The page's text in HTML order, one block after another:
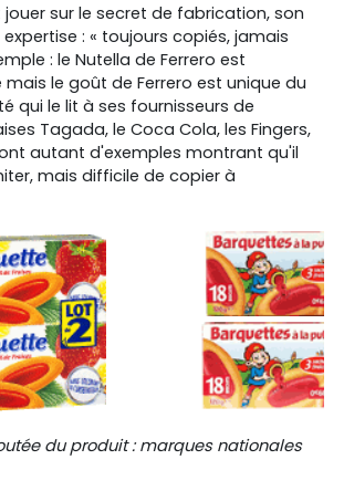
jouer sur le secret de fabrication, son
: « toujours copiés, jamais
: le Nutella de Ferrero est
le goût de Ferrero est unique du
qui le lit à ses fournisseurs de
Tagada, le Coca Cola, les Fingers,
autant d'exemples montrant qu'il
mais difficile de copier à
du produit : marques nationales